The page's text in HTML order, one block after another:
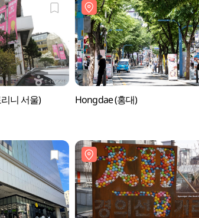
니 서울) Hongdae (홍대)